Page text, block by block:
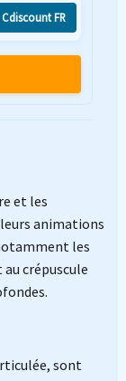
Cdiscount FR
et les
animations
les
crépuscule
sont